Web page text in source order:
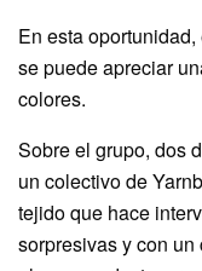
En esta
se puede apreciar
colores.
Sobre el grupo, dos
un colectivo de
tejido que hace
sorpresivas y con